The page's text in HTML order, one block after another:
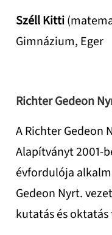
Széll Kitti
Gimnázium, Eger
Richter Gedeon
A Richter Gedeon
Alapítványt 2001-
évfordulója
Gedeon Nyrt.
kutatás és